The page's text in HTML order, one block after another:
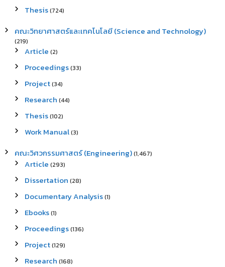
Thesis(724)
คณะวิทยาศาสตร์และเทคโนโลยี (Science and Technology)
(219)
Article (2)
Proceedings(33)
Project(34)
Research (44)
Thesis(102)
Work Manual(3)
คณะวิศวกรรมศาสตร์ (Engineering)(1,467)
Article (293)
Dissertation (28)
Documentary Analysis(1)
Ebooks(1)
Proceedings(136)
Project(129)
Research (168)